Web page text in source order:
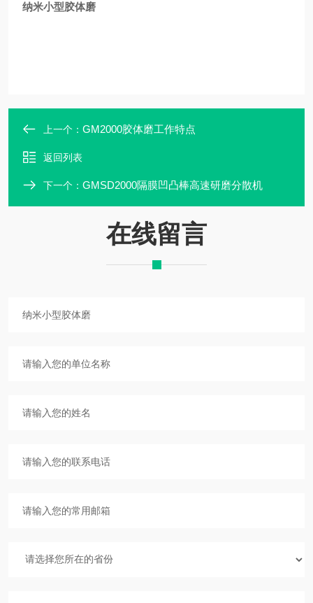
纳米小型胶体磨
上一个： GM2000胶体磨工作特点
返回列表
下一个： GMSD2000隔膜凹凸棒高速研磨分散机
在线留言